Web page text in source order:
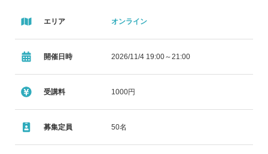
「心不全診療ガイドライン2025」を共通の基盤として、高血
圧および心不全診療の最前線を概観しながら、これからの時
代に薬剤師が果たすべき役割を実臨床の視点から考えます。
高血圧診療では、単に血圧を下げることにとどまらず、家庭
血圧の活用、アドヒアランス向上、併存疾患への配慮、ポリ
ファーマシーへの対応、生活習慣改善支援まで含めた「管
理」の視点がますます重要となっています。
心不全診療においても、標準治療の理解だけでなく、導入後
エリア オンライン
開催日時 2026/11/4 19:00～21:00
受講料 1000円
募集定員 50名